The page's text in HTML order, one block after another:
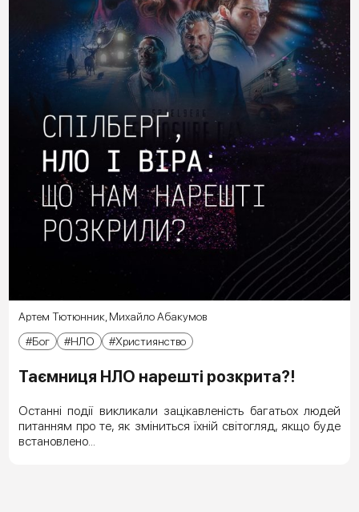
Артем Тютюнник Михайло Абакумов
Бог
НЛО Християнство
Таємниця НЛО нарешті розкрита?!
Останні події викликали зацікавленість багатьох людей
питанням про те, як зміниться їхній світогляд, якщо буде
встановлено...